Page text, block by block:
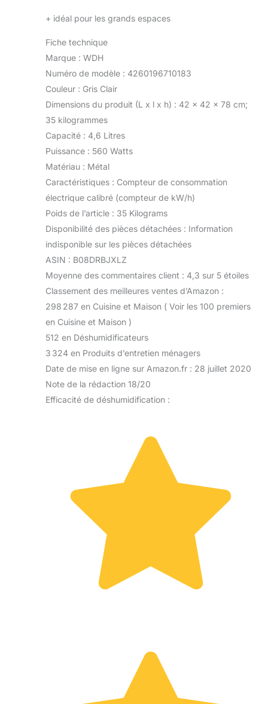
+ idéal pour les grands espaces
Fiche technique
Marque : WDH
Numéro de modèle : 4260196710183
Couleur : Gris Clair
Dimensions du produit (L x l x h) : 42 x 42 x 78 cm;
35 kilogrammes
Capacité : 4,6 Litres
Puissance : 560 Watts
Matériau : Métal
Caractéristiques : Compteur de consommation
électrique calibré (compteur de kW/h)
Poids de l’article : 35 Kilograms
Disponibilité des pièces détachées : Information
indisponible sur les pièces détachées
ASIN : B08DRBJXLZ
Moyenne des commentaires client : 4,3 sur 5 étoiles
Classement des meilleures ventes d’Amazon :
298 287 en Cuisine et Maison ( Voir les 100 premiers
en Cuisine et Maison )
512 en Déshumidificateurs
3 324 en Produits d’entretien ménagers
Date de mise en ligne sur Amazon.fr : 28 juillet 2020
Note de la rédaction 18/20
Efficacité de déshumidification :